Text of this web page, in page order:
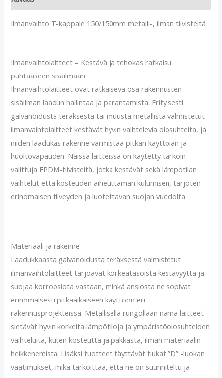
Ilmanvaihto T-kappale 150/150mm metalli-, ilman tiivisteitä
Ilmanvaihtolaitteet – Kestävä ja tehokas ratkaisu
puhtaaseen sisäilmaan
Ilmanvaihtolaitteet ovat ratkaiseva osa rakennusten
sisäilman laadun hallintaa ja parantamista. Erityisesti
galvanoidusta teräksestä tai muusta metallista valmistetut
ilmanvaihtolaitteet kestävät hyvin vaihtelevia olosuhteita, ja
niiden laadukas rakenne varmistaa pitkän käyttöiän ja
huoltovapauden. Näissä laitteissa on käytetty tarkoin
valittuja EPDM-tiivisteitä, jotka kestävät sekä lämpötilan
vaihtelut että kosteuden aiheuttaman kulumisen, tarjoten
erinomaisen tiiveyden ja luotettavan suojan vuodolta.
Materiaali ja rakenne
Laadukkaasta galvanoidusta teräksestä valmistetut
ilmanvaihtolaitteet tarjoavat korkeatasoista kestävyyttä ja
suojaa korroosiota vastaan, minkä ansiosta ne sopivat
erinomaisesti pitkäaikaiseen käyttöön eri
rakennusprojekteissa. Metallisella rungollaan nämä laitteet
sietävät hyvin korkeita lämpötiloja ja ympäristöolosuhteiden
vaihteluita, kuten kosteutta ja pakkasta, ilman materiaalin
heikkenemistä. Lisäksi tuotteet täyttävät tiukat ”D” -luokan
vaatimukset, mikä tarkoittaa, että ne on suunniteltu ja